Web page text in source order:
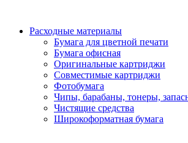
Расходные материалы
Бумага для цветной печати
Бумага офисная
Оригинальные картриджи
Совместимые картриджи
Фотобумага
Чипы, барабаны, тонеры,
Чистящие средства
Широкоформатная бумага